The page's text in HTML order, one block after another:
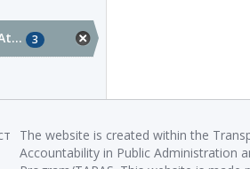
3
The website is created within the
Accountability in Public Administration